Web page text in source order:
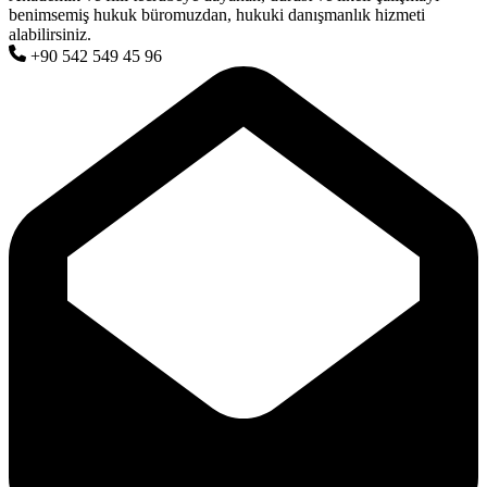
benimsemiş hukuk büromuzdan, hukuki danışmanlık hizmeti
alabilirsiniz.
+90 542 549 45 96